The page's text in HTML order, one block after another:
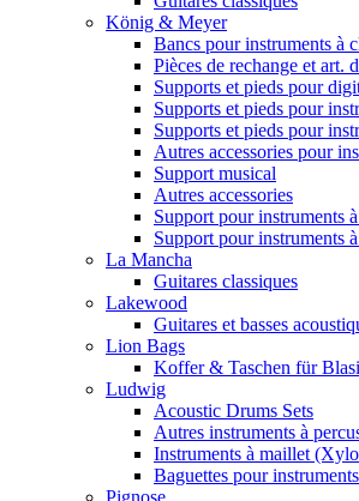
König & Meyer
Bancs pour instruments à
Pièces de rechange et art.
Supports et pieds pour
Supports et pieds pour
Supports et pieds pour
Autres accessories pour
Support musical
Autres accessories
Support pour instruments
Support pour instruments
La Mancha
Guitares classiques
Lakewood
Guitares et basses
Lion Bags
Koffer & Taschen für
Ludwig
Acoustic Drums Sets
Autres instruments à
Instruments à maillet
Baguettes pour